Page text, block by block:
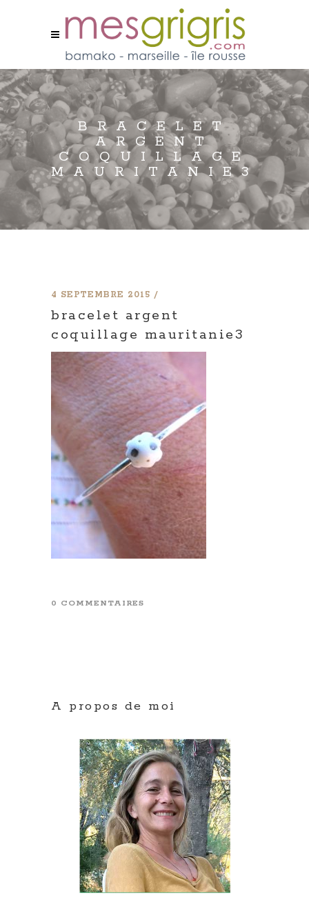
BRACELET
ARGENT
COQUILLAGE
MAURITANIE3
4 SEPTEMBRE 2015
bracelet argent
coquillage mauritanie3
0 COMMENTAIRES
A propos de moi